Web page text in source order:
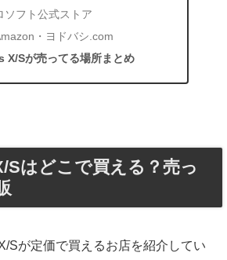
ソフト公式ストア
・ヨドバシ.com
X/Sが売ってる場所まとめ
Sはどこで買える？売っ
Sが定価で買えるお店を紹介してい